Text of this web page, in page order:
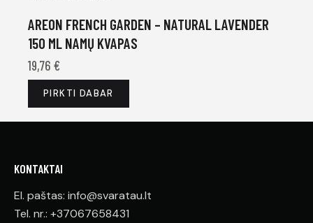
AREON FRENCH GARDEN – NATURAL LAVENDER
150 ML NAMŲ KVAPAS
19,76 €
PIRKTI DABAR
KONTAKTAI
El. paštas: info@svaratau.lt
Tel. nr.: +37067658431